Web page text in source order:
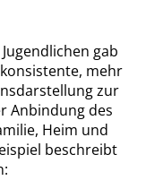
gab
mehr
zur
Anbindung des
Heim und
beschreibt